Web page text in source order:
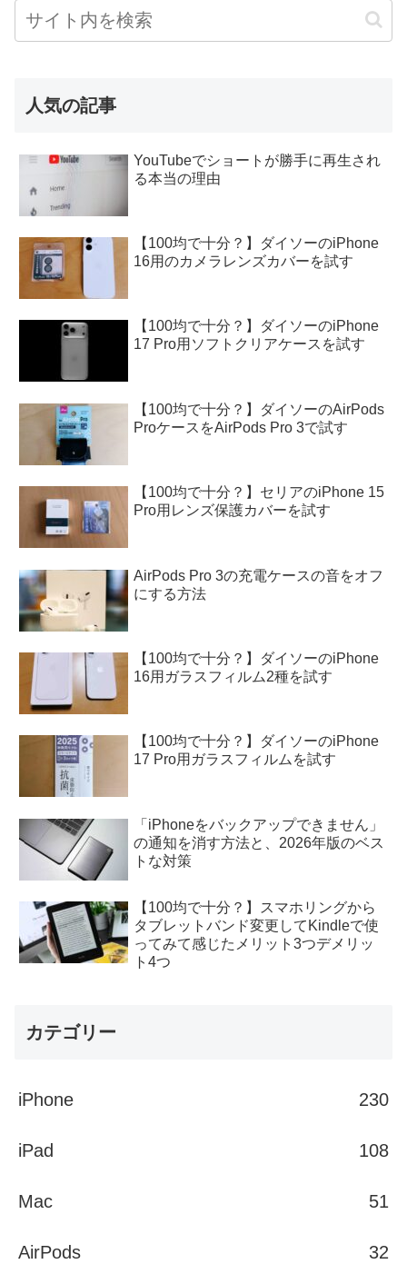
人気の記事
YouTubeでショートが勝手に再生され
る本当の理由
【100均で十分？】ダイソーのiPhone
16用のカメラレンズカバーを試す
【100均で十分？】ダイソーのiPhone
17 Pro用ソフトクリアケースを試す
【100均で十分？】ダイソーのAirPods
ProケースをAirPods Pro 3で試す
【100均で十分？】セリアのiPhone 15
Pro用レンズ保護カバーを試す
AirPods Pro 3の充電ケースの音をオフ
にする方法
【100均で十分？】ダイソーのiPhone
16用ガラスフィルム2種を試す
【100均で十分？】ダイソーのiPhone
17 Pro用ガラスフィルムを試す
「iPhoneをバックアップできません」
の通知を消す方法と、2026年版のベス
トな対策
【100均で十分？】スマホリングから
タブレットバンド変更してKindleで使
ってみて感じたメリット3つデメリッ
ト4つ
カテゴリー
iPhone 230
iPad 108
Mac 51
AirPods 32